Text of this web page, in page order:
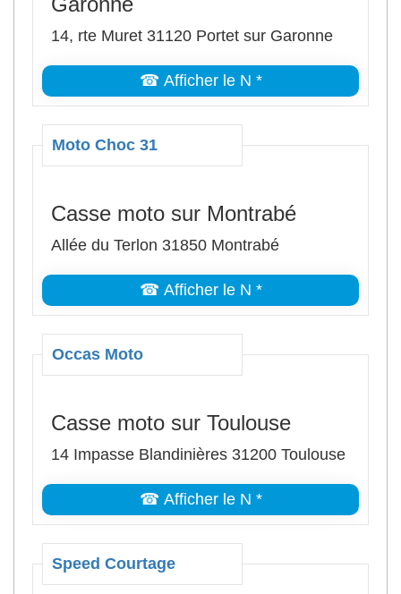
14, rte Muret 31120 Portet sur Garonne
☎ Afficher le N *
Moto Choc 31
Casse moto sur Montrabé
Allée du Terlon 31850 Montrabé
☎ Afficher le N *
Occas Moto
Casse moto sur Toulouse
14 Impasse Blandinières 31200 Toulouse
☎ Afficher le N *
Speed Courtage